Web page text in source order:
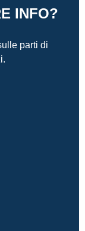
INFO?
parti di